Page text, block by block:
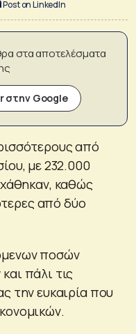
Post on LinkedIn
στα αποτελέσματα
στην Google
από
με 232.000
καθώς
από δύο
ποσών
πάλι τις
την ευκαιρία που